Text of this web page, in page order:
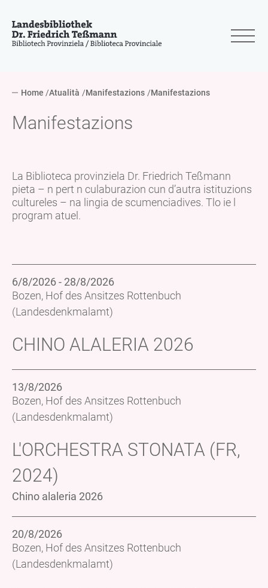
Home Atualità Manifestazions Manifestazions
Manifestazions
La Biblioteca provinziela Dr. Friedrich Teßmann
pieta – n pert n culaburazion cun d’autra istituzions
cultureles – na lingia de scumenciadives. Tlo ie l
program atuel.
6/8/2026 - 28/8/2026
Bozen, Hof des Ansitzes Rottenbuch
(Landesdenkmalamt)
CHINO ALALERIA 2026
13/8/2026
Bozen, Hof des Ansitzes Rottenbuch
(Landesdenkmalamt)
L'ORCHESTRA STONATA (FR,
2024)
Chino alaleria 2026
20/8/2026
Bozen, Hof des Ansitzes Rottenbuch
(Landesdenkmalamt)